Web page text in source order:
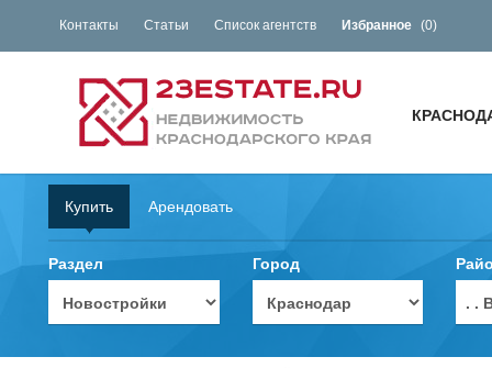
Контакты Статьи Список агентств Избранное (0)
Купить Арендовать
Раздел Город
. .